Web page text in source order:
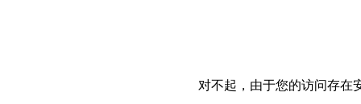
对不起，由于您的访问存在